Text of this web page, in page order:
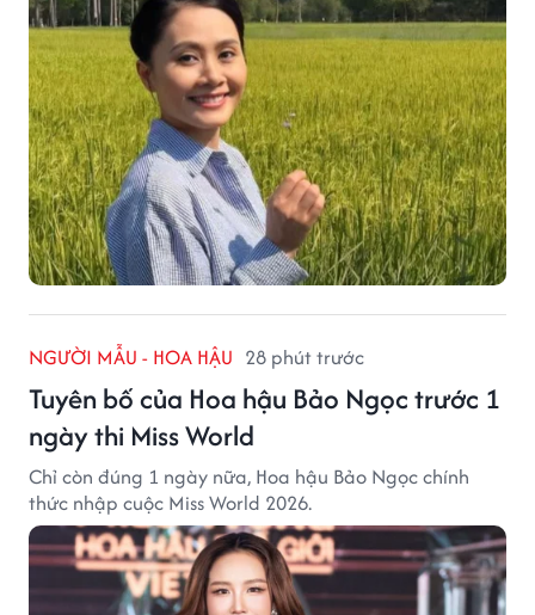
NGƯỜI MẪU - HOA HẬU 28 phút trước
Tuyên bố của Hoa hậu Bảo Ngọc trước 1
ngày thi Miss World
Chỉ còn đúng 1 ngày nữa, Hoa hậu Bảo Ngọc chính
thức nhập cuộc Miss World 2026.